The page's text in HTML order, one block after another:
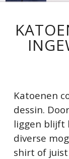
Katoenen
dessin.
liggen blijft
diverse
shirt of